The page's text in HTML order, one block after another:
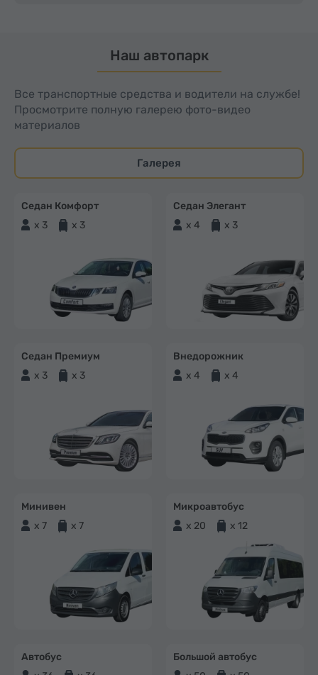
Наш автопарк
Все транспортные средства и водители на службе!
Просмотрите полную галерею фото-видео
материалов
Галерея
Седан Комфорт
x 3
x 3
Седан Элегант
x 4
x 3
Седан Премиум
x 3
x 3
Внедорожник
x 4
x 4
Минивен
x 7
x 7
Микроавтобус
x 20
x 12
Автобус
Большой автобус